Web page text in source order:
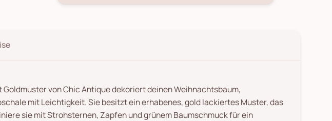
von Chic Antique dekoriert deinen Weihnachtsbaum,
mit Leichtigkeit. Sie besitzt ein erhabenes, gold lackiertes Muster, das
sie mit Strohsternen, Zapfen und grünem Baumschmuck für ein